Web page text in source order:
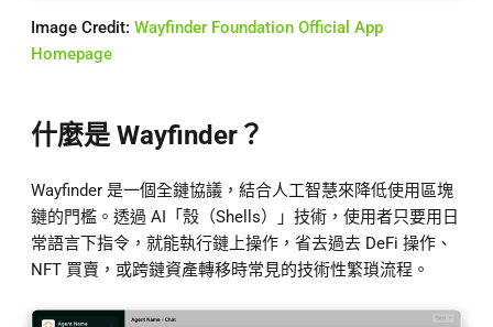
Image Credit: Wayfinder Foundation Official App
Homepage
什麼是 Wayfinder？
Wayfinder 是一個全鏈協議，結合人工智慧來降低使用區塊
鏈的門檻。透過 AI「殼（Shells）」技術，使用者只要用日
常語言下指令，就能執行鏈上操作，省去過去 DeFi 操作、
NFT 買賣，或跨鏈資產轉移時常見的技術性繁瑣流程。